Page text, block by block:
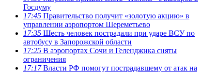
Госдуму
17:45 Правительство получит «золотую акцию» в
управлении аэропортом Шереметьево
17:35 Шесть человек пострадали при ударе ВСУ по
автобусу в Запорожской области
17:25 В аэропортах Сочи и Геленджика сняты
ограничения
17:17Власти РФ помогут пострадавшему от атак на